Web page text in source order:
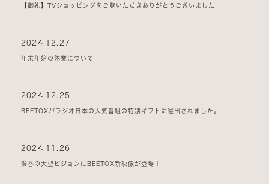
【御礼】TVショッピングをご覧いただきありがとうございました
2024.12.27
年末年始の休業について
2024.12.25
BEETOXがラジオ日本の人気番組の特別ギフトに選出されました。
2024.11.26
渋谷の大型ビジョンにBEETOX新映像が登場！